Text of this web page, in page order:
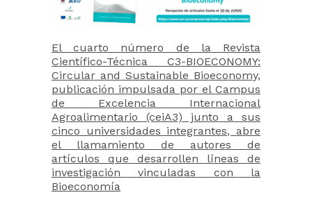
El cuarto número de la Revista
Científico-Técnica C3-BIOECONOMY:
Circular and Sustainable Bioeconomy,
publicación impulsada por el Campus
de Excelencia Internacional
Agroalimentario (ceiA3) junto a sus
cinco universidades integrantes, abre
el llamamiento de autores de
artículos que desarrollen líneas de
investigación vinculadas con la
Bioeconomía